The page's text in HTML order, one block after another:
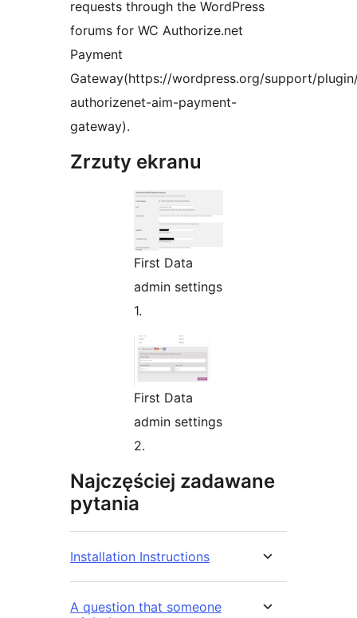
requests through the WordPress
forums for WC Authorize.net
Payment
Gateway(https://wordpress.org/support/
authorizenet-aim-payment-
gateway).
Zrzuty ekranu
First Data
admin settings
1.
First Data
admin settings
2.
Najczęściej zadawane
pytania
Installation Instructions
A question that someone